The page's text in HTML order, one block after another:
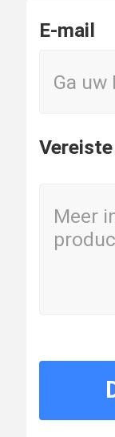
E-mail
Vereiste